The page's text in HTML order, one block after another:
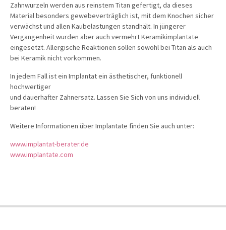
Zahnwurzeln werden aus reinstem Titan gefertigt, da dieses
Material besonders gewebeverträglich ist, mit dem Knochen sicher
verwächst und allen Kaubelastungen standhält. In jüngerer
Vergangenheit wurden aber auch vermehrt Keramikimplantate
eingesetzt. Allergische Reaktionen sollen sowohl bei Titan als auch
bei Keramik nicht vorkommen.
In jedem Fall ist ein Implantat ein ästhetischer, funktionell
hochwertiger
und dauerhafter Zahnersatz. Lassen Sie Sich von uns individuell
beraten!
Weitere Informationen über Implantate finden Sie auch unter:
www.implantat-berater.de
www.implantate.com